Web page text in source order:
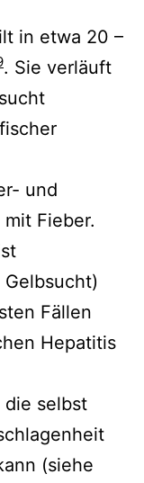
in etwa 20 –
. Sie verläuft
und
Fieber.
Fällen
Hepatitis
die selbst
(siehe